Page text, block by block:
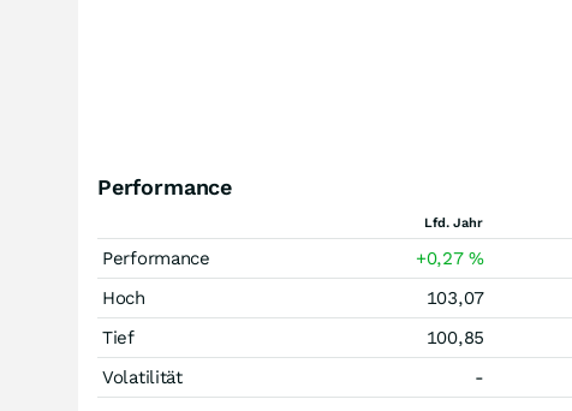
Performance
Lfd. Jahr
Performance +0,27%
Hoch
103,07
Tief
100,85
Volatilität
-